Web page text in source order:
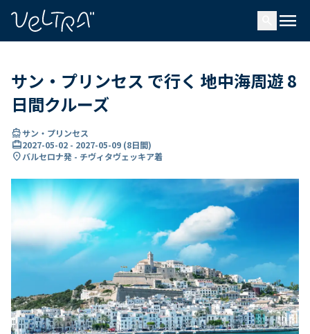
menu
サン・プリンセス で行く 地中海周遊 8
日間クルーズ
directions_boatサン・プリンセス
card_travel2027-05-02 - 2027-05-09 (8日間)
location_onバルセロナ発 - チヴィタヴェッキア着